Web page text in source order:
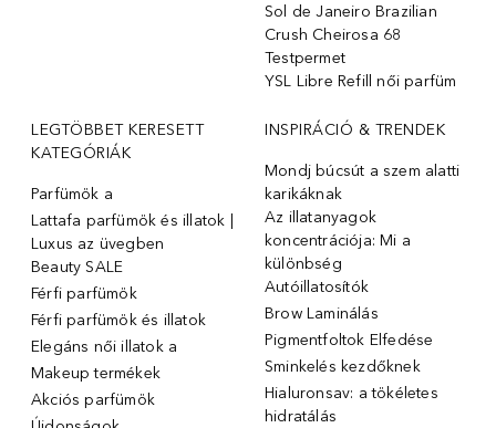
Sol de Janeiro Brazilian
Crush Cheirosa 68
Testpermet
YSL Libre Refill női parfüm
LEGTÖBBET KERESETT
KATEGÓRIÁK
Parfümök ️a
Lattafa parfümök és illatok |
Luxus az üvegben
Beauty SALE
Férfi parfümök
Férfi parfümök és illatok
Elegáns női illatok ️a
Makeup termékek
Akciós parfümök
INSPIRÁCIÓ & TRENDEK
Mondj búcsút a szem alatti
karikáknak
Az illatanyagok
koncentrációja: Mi a
különbség
Autóillatosítók
Brow Laminálás
Pigmentfoltok Elfedése
Sminkelés kezdőknek
Hialuronsav: a tökéletes
hidratálás